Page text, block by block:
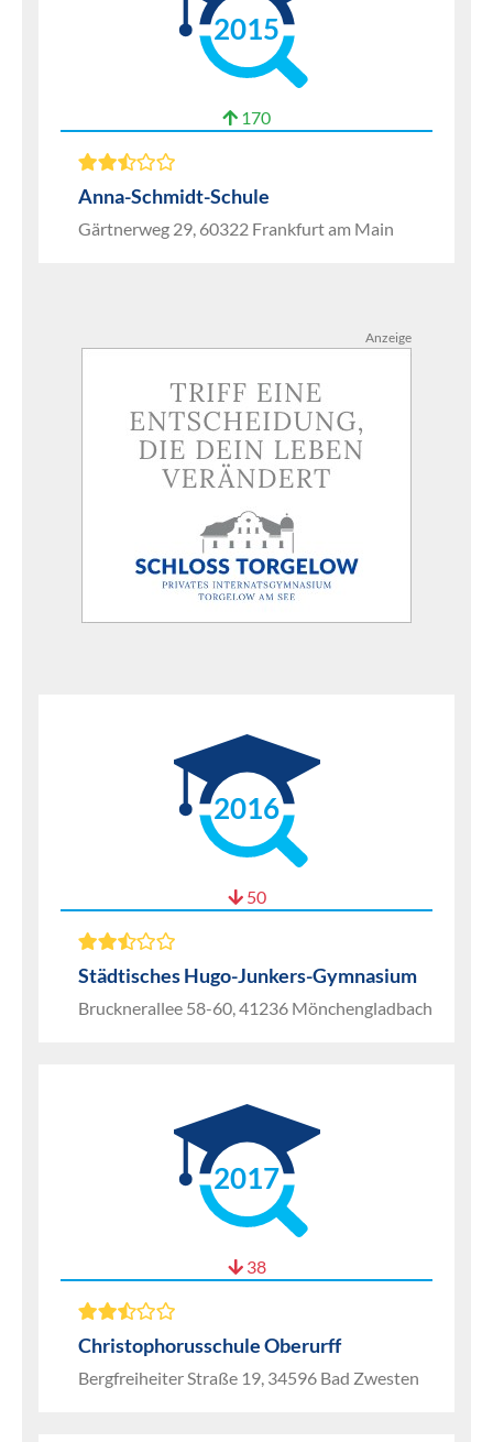
2015
170
Anna-Schmidt-Schule
Gärtnerweg 29, 60322 Frankfurt am Main
Anzeige
2016
50
Städtisches Hugo-Junkers-Gymnasium
Brucknerallee 58-60, 41236 Mönchengladbach
2017
38
Christophorusschule Oberurff
Bergfreiheiter Straße 19, 34596 Bad Zwesten